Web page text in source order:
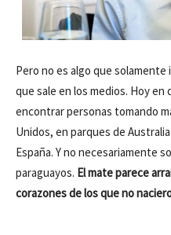
Pero no es algo que
que sale en los medios. Hoy en
encontrar personas tomando
Unidos, en parques de
España. Y no necesariamente
paraguayos. El mate parece
corazones de los que no